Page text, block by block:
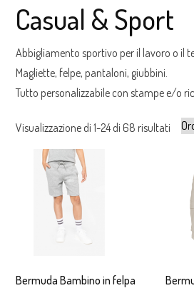
Casual & Sport
Abbigliamento sportivo per il lavoro o il
Magliette, felpe, pantaloni, giubbini.
Tutto personalizzabile con stampe e/o
Visualizzazione di 1-24 di 68 risultati
Bermuda Bambino in felpa